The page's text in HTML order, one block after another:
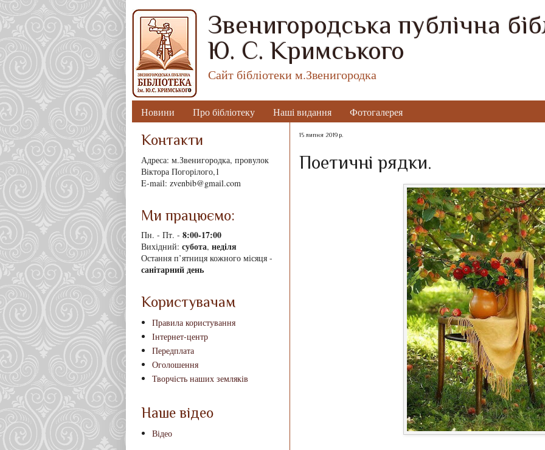
Звенигородська публічна
Ю. С. Кримського
Сайт бібліотеки м.Звенигородка
Новини Про бібліотеку Наші видання Фотогалерея
15 липня 2019 р.
Поетичні рядки.
Контакти
Адреса: м.Звенигородка, провулок
Віктора Погорілого,1
E-mail: zvenbib@gmail.com
Ми працюємо:
Пн. - Пт. - 8:00-17:00
Вихідний: субота, неділя
Остання п’ятниця кожного місяця -
санітарний день
Користувачам
Правила користування
Інтернет-центр
Передплата
Оголошення
Творчість наших земляків
Наше відео
Відео